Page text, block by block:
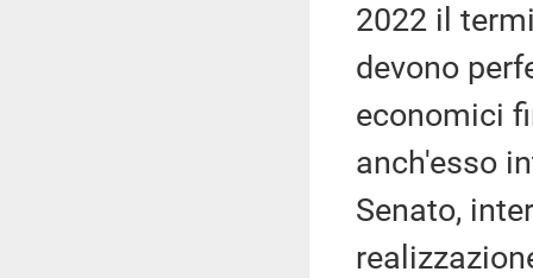
2022 il
devono
economici
anch'esso
Senato,